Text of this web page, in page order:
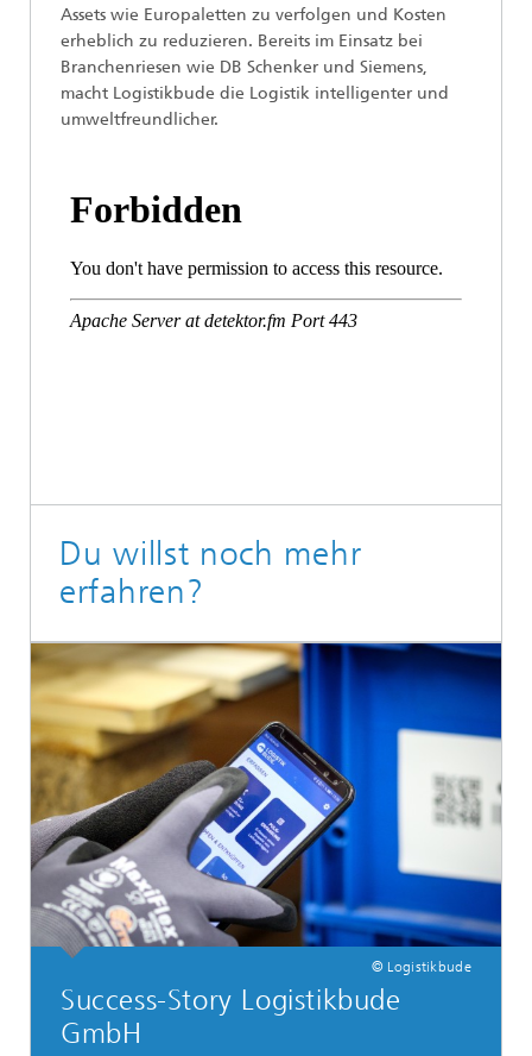
Assets wie Europaletten zu verfolgen und Kosten
erheblich zu reduzieren. Bereits im Einsatz bei
Branchenriesen wie DB Schenker und Siemens,
macht Logistikbude die Logistik intelligenter und
umweltfreundlicher.
Du willst noch mehr
erfahren?
© Logistikbude
Success-Story Logistikbude
GmbH